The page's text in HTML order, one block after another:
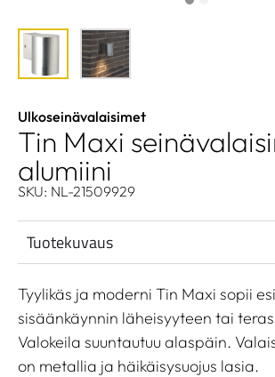
Ulkoseinävalaisimet
Tin Maxi
alumiini
SKU: NL-21509929
Tuotekuvaus
Tyylikäs ja moderni Tin Maxi sopii
sisäänkäynnin läheisyyteen tai
Valokeila suuntautuu alaspäin.
on metallia ja häikäisysuojus lasia.